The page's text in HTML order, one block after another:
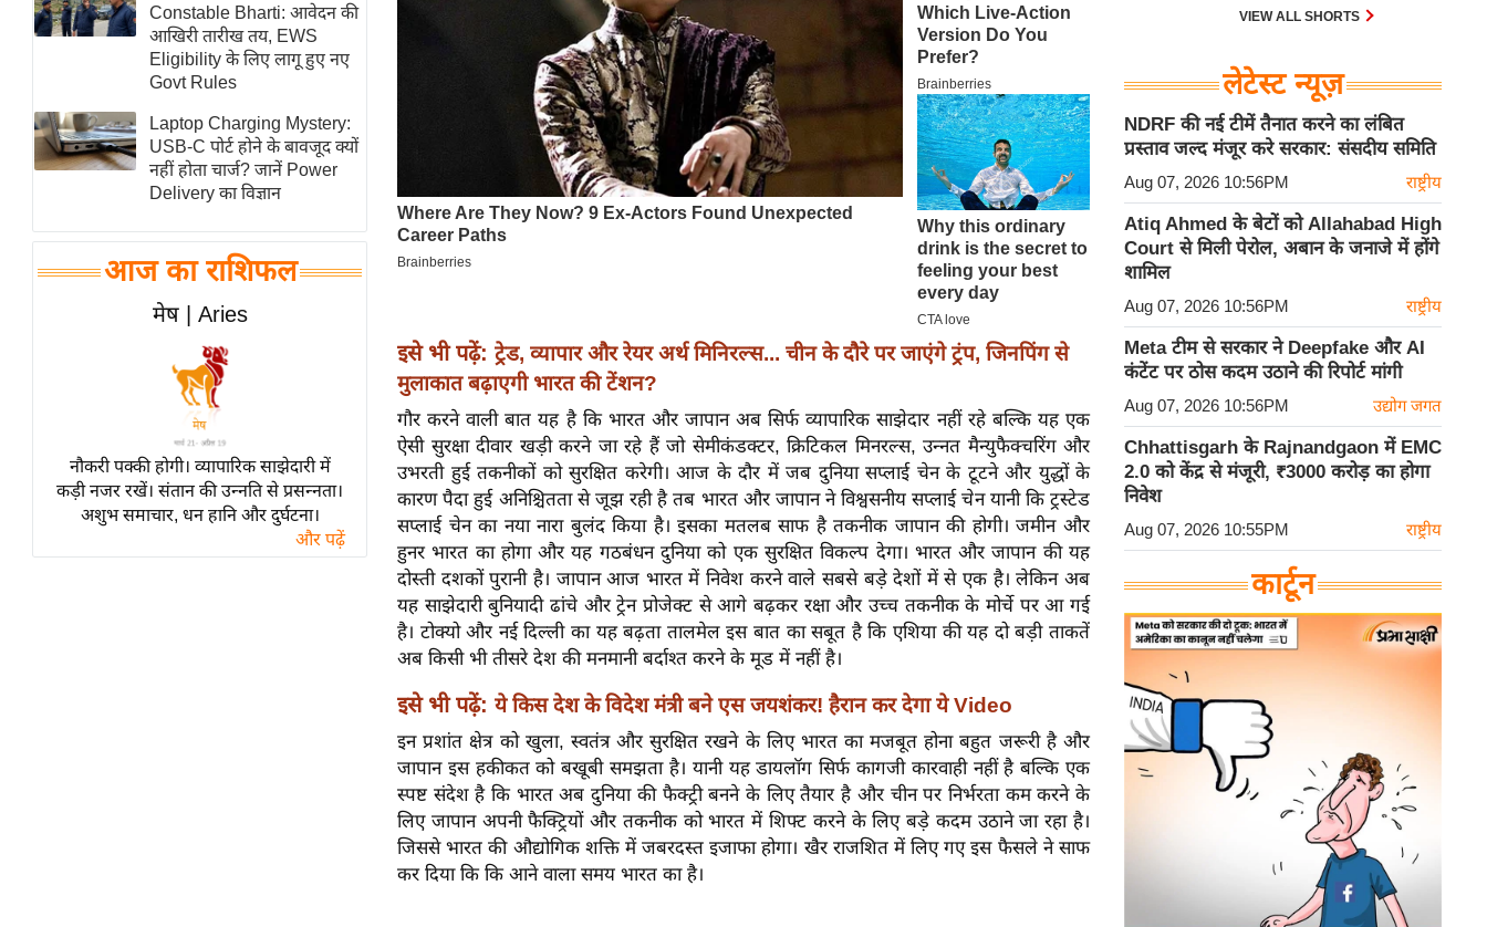
समसामयिक
मातृभूमि
एम.
आर.
आई.
समीक्षा
धर्म
ज्योतिष
त्योहार
राशिफल
विशेष
विश्लेषण
Constable Bharti: आवेदन की
आखिरी तारीख तय, EWS
Eligibility के लिए लागू हुए नए
Govt Rules
Laptop Charging Mystery:
USB-C पोर्ट होने के बावजूद क्यों
नहीं होता चार्ज? जानें Power
Delivery का विज्ञान
आज का राशिफल
मेष | Aries
नौकरी पक्की होगी। व्यापारिक साझेदारी में
कड़ी नजर रखें। संतान की उन्नति से प्रसन्नता।
अशुभ समाचार, धन हानि और दुर्घटना।
और पढ़ें
इसे भी पढ़ें: ट्रेड, व्यापार और रेयर अर्थ मिनिरल्स... चीन के दौरे पर जाएंगे ट्रंप, जिनपिंग से
मुलाकात बढ़ाएगी भारत की टेंशन?
गौर करने वाली बात यह है कि भारत और जापान अब सिर्फ व्यापारिक साझेदार नहीं रहे बल्कि यह एक
ऐसी सुरक्षा दीवार खड़ी करने जा रहे हैं जो सेमीकंडक्टर, क्रिटिकल मिनरल्स, उन्नत मैन्युफैक्चरिंग और
उभरती हुई तकनीकों को सुरक्षित करेगी। आज के दौर में जब दुनिया सप्लाई चेन के टूटने और युद्धों के
कारण पैदा हुई अनिश्चितता से जूझ रही है तब भारत और जापान ने विश्वसनीय सप्लाई चेन यानी कि ट्रस्टेड
सप्लाई चेन का नया नारा बुलंद किया है। इसका मतलब साफ है तकनीक जापान की होगी। जमीन और
हुनर भारत का होगा और यह गठबंधन दुनिया को एक सुरक्षित विकल्प देगा। भारत और जापान की यह
दोस्ती दशकों पुरानी है। जापान आज भारत में निवेश करने वाले सबसे बड़े देशों में से एक है। लेकिन अब
यह साझेदारी बुनियादी ढांचे और ट्रेन प्रोजेक्ट से आगे बढ़कर रक्षा और उच्च तकनीक के मोर्चे पर आ गई
है। टोक्यो और नई दिल्ली का यह बढ़ता तालमेल इस बात का सबूत है कि एशिया की यह दो बड़ी ताकतें
अब किसी भी तीसरे देश की मनमानी बर्दाश्त करने के मूड में नहीं है।
इसे भी पढ़ें: ये किस देश के विदेश मंत्री बने एस जयशंकर! हैरान कर देगा ये Video
इन प्रशांत क्षेत्र को खुला, स्वतंत्र और सुरक्षित रखने के लिए भारत का मजबूत होना बहुत जरूरी है और
जापान इस हकीकत को बखूबी समझता है। यानी यह डायलॉग सिर्फ कागजी कारवाही नहीं है बल्कि एक
स्पष्ट संदेश है कि भारत अब दुनिया की फैक्ट्री बनने के लिए तैयार है और चीन पर निर्भरता कम करने के
लिए जापान अपनी फैक्ट्रियों और तकनीक को भारत में शिफ्ट करने के लिए बड़े कदम उठाने जा रहा है।
जिससे भारत की औद्योगिक शक्ति में जबरदस्त इजाफा होगा। खैर राजशित में लिए गए इस फैसले ने साफ
कर दिया कि कि आने वाला समय भारत का है।
स्थिति बनी।VIEW ALL SHORTS
लेटेस्ट न्यूज़
NDRF की नई टीमें तैनात करने का लंबित
प्रस्ताव जल्द मंजूर करे सरकार: संसदीय समिति
Aug 07, 2026 10:56PM राष्ट्रीय
Atiq Ahmed के बेटों को Allahabad High
Court से मिली पेरोल, अबान के जनाजे में होंगे
शामिल
Aug 07, 2026 10:56PM राष्ट्रीय
Meta टीम से सरकार ने Deepfake और AI
कंटेंट पर ठोस कदम उठाने की रिपोर्ट मांगी
Aug 07, 2026 10:56PM उद्योग जगत
Chhattisgarh के Rajnandgaon में EMC
2.0 को केंद्र से मंजूरी, ₹3000 करोड़ का होगा
निवेश
Aug 07, 2026 10:55PM राष्ट्रीय
कार्टून